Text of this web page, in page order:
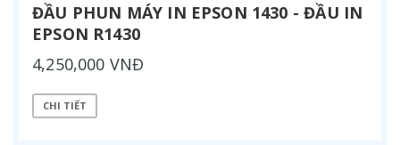
ĐẦU PHUN MÁY IN EPSON 1430 - ĐẦU IN
EPSON R1430
4,250,000 VNĐ
CHI TIẾT